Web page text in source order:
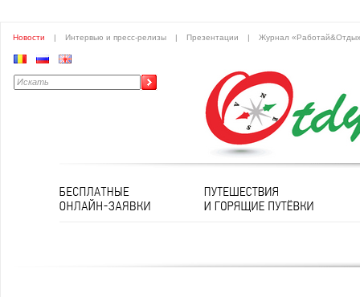
Новости | Интервью и пресс-релизы | Презентации | Журнал